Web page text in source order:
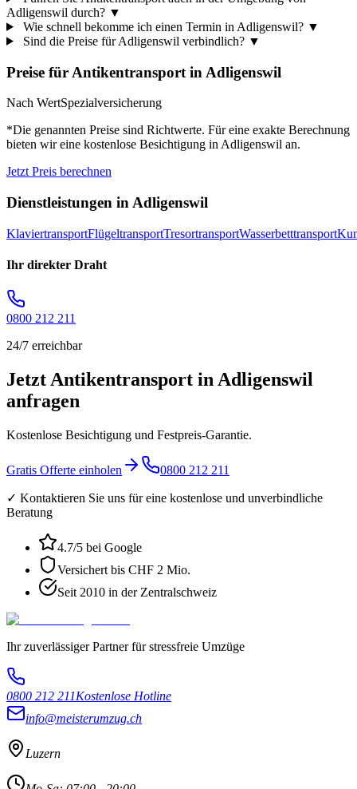
Adligenswil durch? ▼
Wie schnell bekomme ich einen Termin in Adligenswil? ▼
Sind die Preise für Adligenswil verbindlich? ▼
Preise für Antikentransport in Adligenswil
Nach WertSpezialversicherung
*Die genannten Preise sind Richtwerte. Für eine exakte Berechnung
bieten wir eine kostenlose Besichtigung in Adligenswil an.
Jetzt Preis berechnen
Dienstleistungen in Adligenswil
KlaviertransportFlügeltransportTresortransportWasserbetttransport
Ihr direkter Draht
0800 212 211
24/7 erreichbar
Jetzt Antikentransport in Adligenswil
anfragen
Kostenlose Besichtigung und Festpreis-Garantie.
Gratis Offerte einholen 0800 212 211
✓ Kontaktieren Sie uns für eine kostenlose und unverbindliche
Beratung
4.7/5 bei Google
Versichert bis CHF 2 Mio.
Seit 2010 in der Zentralschweiz
Ihr zuverlässiger Partner für stressfreie Umzüge
0800 212 211Kostenlose Hotline
info@meisterumzug.ch
Luzern